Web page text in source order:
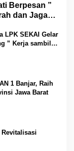
Berpesan ”
dan Jaga
LPK SEKAI Gelar
” Kerja sambil
1 Banjar, Raih
Jawa Barat